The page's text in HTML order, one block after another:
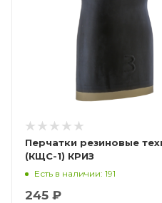
Перчатки резиновые
(КЩС-1) КРИЗ
Есть в наличии: 191
245 ₽